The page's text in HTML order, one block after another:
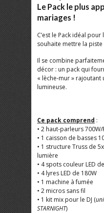
Le Pack le plus
mariages !
C’est le Pack idéal pour
souhaite mettre la
Il se combine
décor : un pack qui
« lèche-mur »
lumineuse.
Ce pack comprend :
• 2 haut-parleurs
• 1 caisson de basses
• 1 structure Truss de
lumière
• 4 spots couleur LED
• 4 lyres LED de 180W
• 1 machine à fumée
• 2 micros sans fil
• 1 kit mix pour le DJ (
STARNIGHT)